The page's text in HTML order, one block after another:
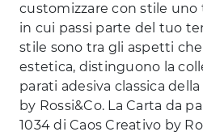
customizzare con stile uno
in cui passi parte del tuo
stile sono tra gli aspetti
estetica, distinguono la
parati adesiva classica
by Rossi&Co. La Carta da
1034 di Caos Creativo by